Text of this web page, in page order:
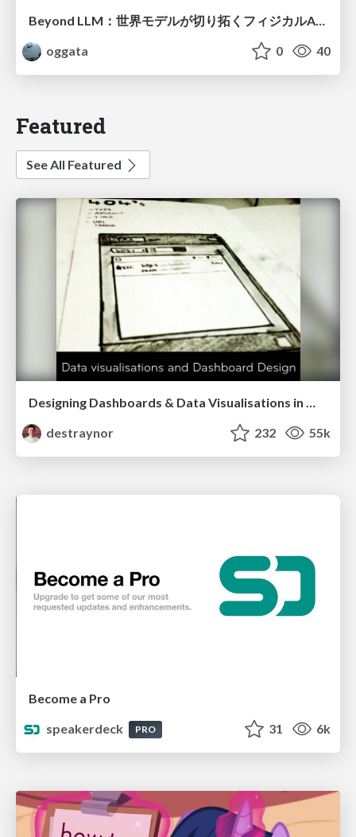
Beyond LLM：世界モデルが切り拓くフィジカルAIの時代
oggata
0 40
Featured
See All Featured
destraynor
232 55k
Become a Pro
speakerdeck
PRO 31 6k